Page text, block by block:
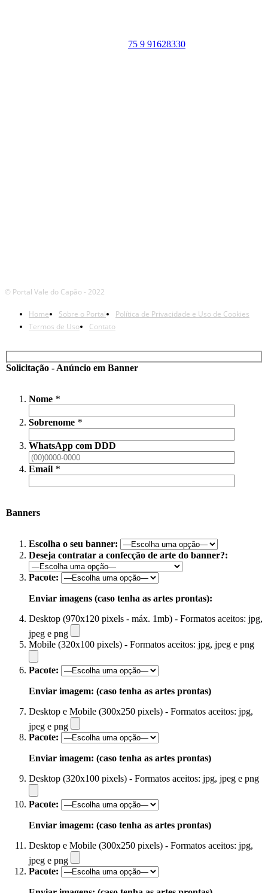
75 9 91628330
© Portal Vale do Capão - 2022
Home Sobre o Portal
Política de Privacidade e Uso de Cookies
Termos de Uso
Contato
Solicitação - Anúncio em Banner
Nome *
Sobrenome *
WhatsApp com DDD
Email *
Banners
Escolha o seu banner:
Deseja contratar a confecção de arte do banner?:
Pacote:
Enviar imagens (caso tenha as artes prontas):
Desktop (970x120 pixels - máx. 1mb) - Formatos aceitos: jpg,
jpeg e png
Mobile (320x100 pixels) - Formatos aceitos: jpg, jpeg e png
Pacote:
Enviar imagem: (caso tenha as artes prontas)
Desktop e Mobile (300x250 pixels) - Formatos aceitos: jpg,
jpeg e png
Pacote:
Enviar imagem: (caso tenha as artes prontas)
Desktop (320x100 pixels) - Formatos aceitos: jpg, jpeg e png
Pacote:
Enviar imagem: (caso tenha as artes prontas)
Desktop e Mobile (300x250 pixels) - Formatos aceitos: jpg,
jpeg e png
Pacote: